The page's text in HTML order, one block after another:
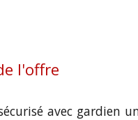
l'offre
avec gardien